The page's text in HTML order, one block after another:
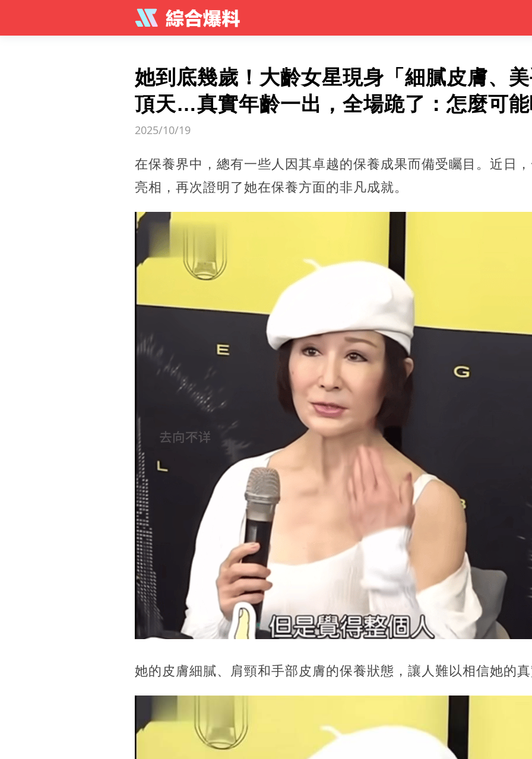
她到底幾歲！大齡女星現身「細膩皮膚、
頂天…真實年齡一出，全場跪了：怎麼可
2025/10/19
在保養界中，總有一些人因其卓越的保養成果而備受矚目。近日
亮相，再次證明了她在保養方面的非凡成就。
她的皮膚細膩、肩頸和手部皮膚的保養狀態，讓人難以相信她的